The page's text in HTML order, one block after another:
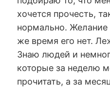
хочется прочесть,
нормально. Желание
же время его нет.
Знаю людей и
которые за неделю
прочитать, а за